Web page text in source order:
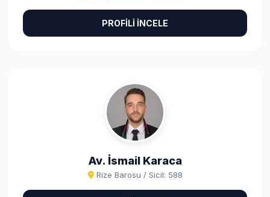
PROFİLİ İNCELE
Av. İsmail Karaca
Rize Barosu / Sicil: 588